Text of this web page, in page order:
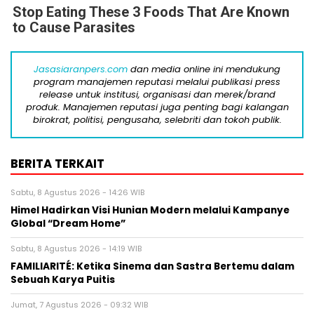
Stop Eating These 3 Foods That Are Known
to Cause Parasites
Jasasiaranpers.com dan media online ini mendukung
program manajemen reputasi melalui publikasi press
release untuk institusi, organisasi dan merek/brand
produk. Manajemen reputasi juga penting bagi kalangan
birokrat, politisi, pengusaha, selebriti dan tokoh publik.
BERITA TERKAIT
Sabtu, 8 Agustus 2026 - 14:26 WIB
Himel Hadirkan Visi Hunian Modern melalui Kampanye
Global “Dream Home”
Sabtu, 8 Agustus 2026 - 14:19 WIB
FAMILIARITÉ: Ketika Sinema dan Sastra Bertemu dalam
Sebuah Karya Puitis
Jumat, 7 Agustus 2026 - 09:32 WIB